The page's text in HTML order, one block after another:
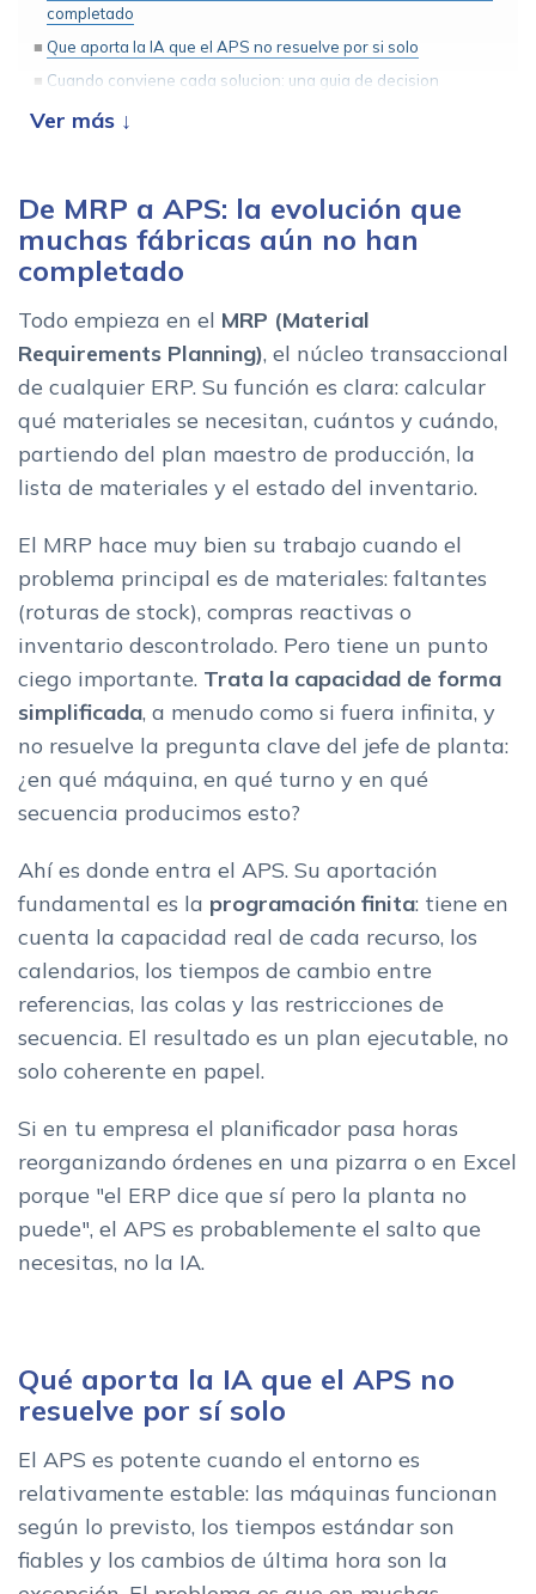
completado
Que aporta la IA que el APS no resuelve por si solo
Cuando conviene cada solucion: una guia de decision
Preguntas frecuentes sobre planificacion de produccion con
IA y APS
¿Un planificador con IA puede funcionar sin APS?
¿Que sectores se benefician mas del salto a IA en
planificacion?
Conclusion: la tecnologia adecuada para el problema
adecuado
Mas informacion relacionada
De MRP a APS: la evolución que
muchas fábricas aún no han
completado
Todo empieza en el MRP (Material
Requirements Planning), el núcleo transaccional
de cualquier ERP. Su función es clara: calcular
qué materiales se necesitan, cuántos y cuándo,
partiendo del plan maestro de producción, la
lista de materiales y el estado del inventario.
El MRP hace muy bien su trabajo cuando el
problema principal es de materiales: faltantes
(roturas de stock), compras reactivas o
inventario descontrolado. Pero tiene un punto
ciego importante. Trata la capacidad de forma
simplificada, a menudo como si fuera infinita, y
no resuelve la pregunta clave del jefe de planta:
¿en qué máquina, en qué turno y en qué
secuencia producimos esto?
Ahí es donde entra el APS. Su aportación
fundamental es la programación finita: tiene en
cuenta la capacidad real de cada recurso, los
calendarios, los tiempos de cambio entre
referencias, las colas y las restricciones de
secuencia. El resultado es un plan ejecutable, no
solo coherente en papel.
Si en tu empresa el planificador pasa horas
reorganizando órdenes en una pizarra o en Excel
porque "el ERP dice que sí pero la planta no
puede", el APS es probablemente el salto que
necesitas, no la IA.
Qué aporta la IA que el APS no
resuelve por sí solo
El APS es potente cuando el entorno es
relativamente estable: las máquinas funcionan
según lo previsto, los tiempos estándar son
fiables y los cambios de última hora son la